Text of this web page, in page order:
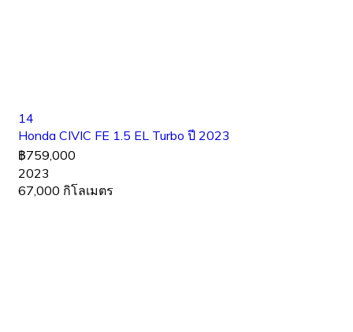
14
Honda CIVIC FE 1.5 EL Turbo ปี 2023
฿759,000
2023
67,000 กิโลเมตร